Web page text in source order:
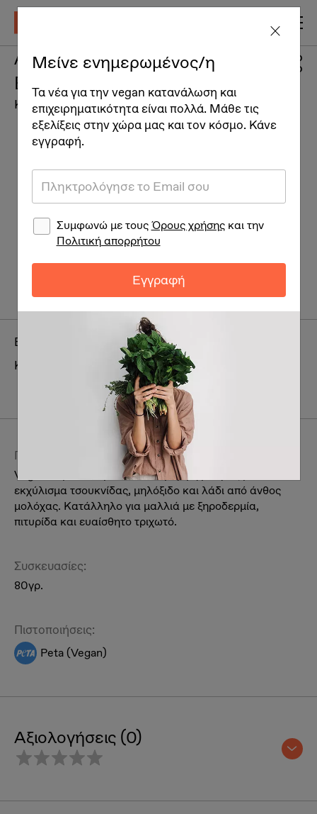
An Apple A Day Shampoo
Bar
Καλλυντικά
Brand:
Κατηγορία:
Ατομική περιποίηση & συμπληρώματα
διατροφής
Unisex
Μαλλιά
Περιγραφή:
Vegan σαμπουάν μαλλιών σε μορφή μπάρας με
εκχύλισμα τσουκνίδας, μηλόξιδο και λάδι από άνθος
μολόχας. Κατάλληλο για μαλλιά με ξηροδερμία,
πιτυρίδα και ευαίσθητο τριχωτό.
Συσκευασίες:
80γρ.
Πιστοποιήσεις:
Peta (Vegan)
Αξιολογήσεις (0)
Μείνε ενημερωμένος/η
Τα νέα για την vegan κατανάλωση και
επιχειρηματικότητα είναι πολλά. Μάθε τις
εξελίξεις στην χώρα μας και τον κόσμο. Κάνε
εγγραφή.
Συμφωνώ με τουςΌρους χρήσηςκαι την
Πολιτική απορρήτου
Εγγραφή